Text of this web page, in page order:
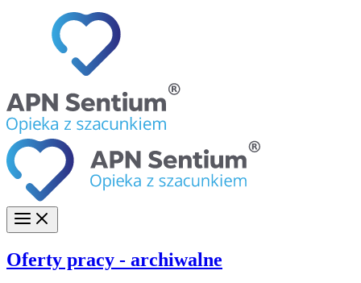
Oferty pracy - archiwalne